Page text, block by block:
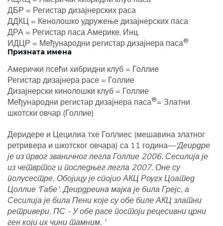
ДБР = Регистар дизајнерских раса
ДДКЦ = Кенолошко удружење дизајнерских паса
ДРА = Регистар паса Америке, Инц.
ИДЦР = Међународни регистар дизајнера паса®
Призната имена
Амерички псећи хибридни клуб = Голлие
Регистар дизајнера расе = Голлие
Дизајнерски кинолошки клуб = Голлие
Међународни регистар дизајнера паса®= Златни
шкотски овчар (Голлие)
Деридере и Цецилиа тхе Голлиес (мешавина златног
ретривера и шкотског овчара) са 11 година—'Деирдре
је из првог званичног легла Голлие 2006. Сесилија је
из четвртог и последњег легла 2007. Оне су
полусестре. Обојицу је спојио АКЦ Роугх Цоатед
Цоллие 'Габе'. Деирдреина мајка је била Грејс, а
Сесилија је била Пени које су обе биле АКЦ златни
ретривери. ПС - У обе расе постоји рецесивни црни
ген који их чини тамним. '